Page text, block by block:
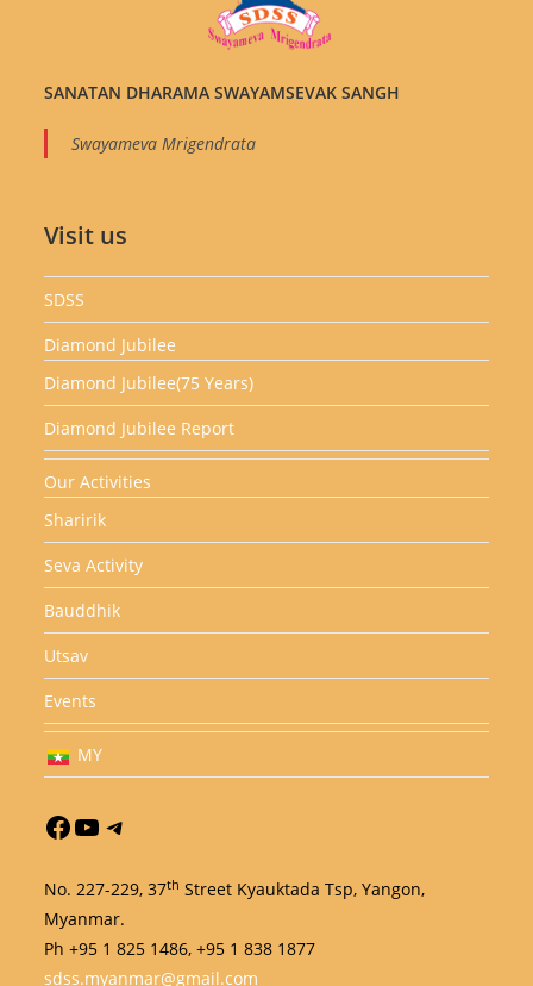
SANATAN DHARAMA SWAYAMSEVAK SANGH
Swayameva Mrigendrata
Visit us
SDSS
Diamond Jubilee
Diamond Jubilee(75 Years)
Diamond Jubilee Report
Our Activities
Sharirik
Seva Activity
Bauddhik
Utsav
Events
MY
FacebookYouTube
No. 227-229, 37th Street Kyauktada Tsp, Yangon,
Myanmar.
Ph +95 1 825 1486, +95 1 838 1877
sdss.myanmar@gmail.com